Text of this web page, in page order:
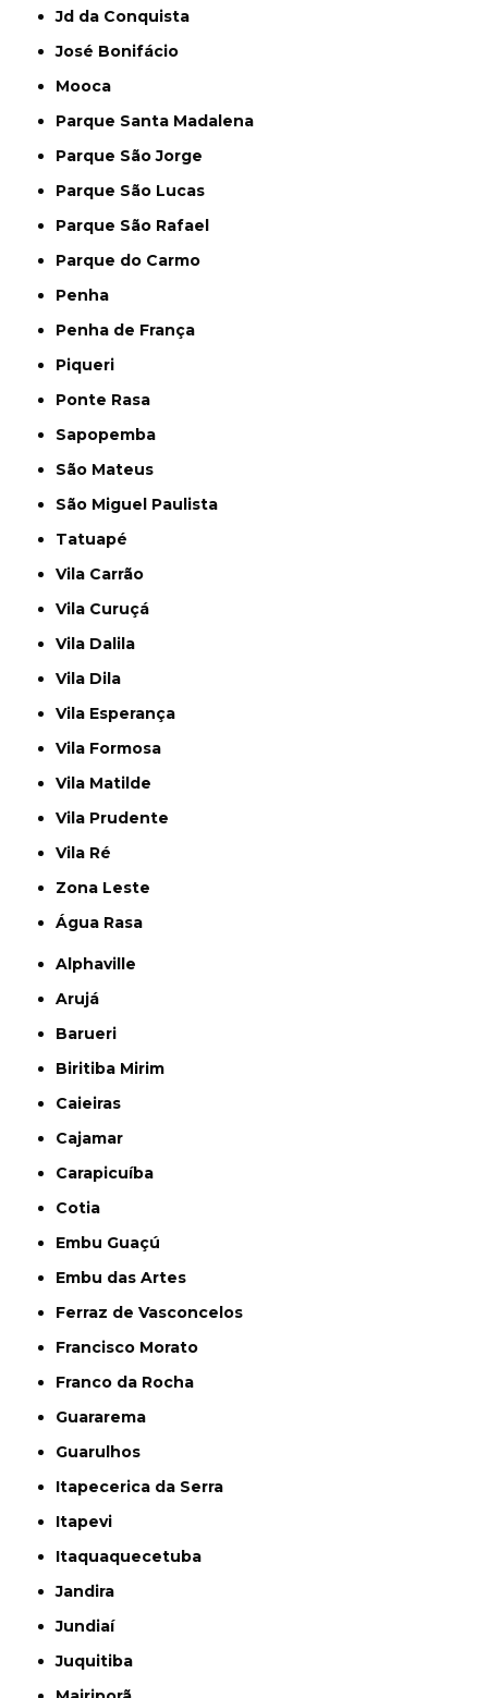
Jd da Conquista
José Bonifácio
Mooca
Parque Santa Madalena
Parque São Jorge
Parque São Lucas
Parque São Rafael
Parque do Carmo
Penha
Penha de França
Piqueri
Ponte Rasa
Sapopemba
São Mateus
São Miguel Paulista
Tatuapé
Vila Carrão
Vila Curuçá
Vila Dalila
Vila Dila
Vila Esperança
Vila Formosa
Vila Matilde
Vila Prudente
Vila Ré
Zona Leste
Água Rasa
Alphaville
Arujá
Barueri
Biritiba Mirim
Caieiras
Cajamar
Carapicuíba
Cotia
Embu Guaçú
Embu das Artes
Ferraz de Vasconcelos
Francisco Morato
Franco da Rocha
Guararema
Guarulhos
Itapecerica da Serra
Itapevi
Itaquaquecetuba
Jandira
Jundiaí
Juquitiba